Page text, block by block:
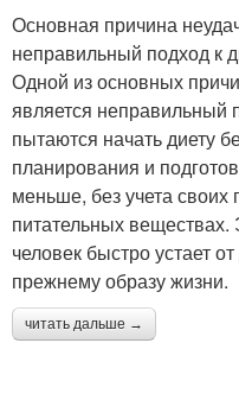
Основная причина
неправильный подход к
Одной из основных
является неправильный
пытаются начать диету
планирования и
меньше, без учета своих
питательных веществах.
человек быстро устает
прежнему образу жизни.
читать дальше →